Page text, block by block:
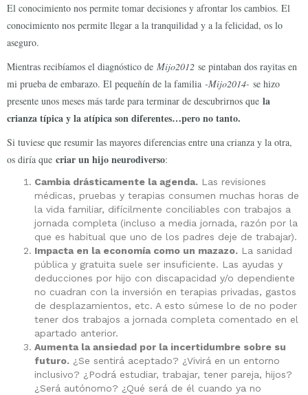
El conocimiento nos permite tomar decisiones y afrontar los cambios. El
conocimiento nos permite llegar a la tranquilidad y a la felicidad, os lo
aseguro.
Mientras recibíamos el diagnóstico de Mijo2012 se pintaban dos rayitas en
mi prueba de embarazo. El pequeñín de la familia -Mijo2014- se hizo
presente unos meses más tarde para terminar de descubrirnos que la
crianza típica y la atípica son diferentes…pero no tanto.
Si tuviese que resumir las mayores diferencias entre una crianza y la otra,
os diría que criar un hijo neurodiverso:
Cambia drásticamente la agenda. Las revisiones
médicas, pruebas y terapias consumen muchas horas de
la vida familiar, difícilmente conciliables con trabajos a
jornada completa (incluso a media jornada, razón por la
que es habitual que uno de los padres deje de trabajar).
Impacta en la economía como un mazazo. La sanidad
pública y gratuita suele ser insuficiente. Las ayudas y
deducciones por hijo con discapacidad y/o dependiente
no cuadran con la inversión en terapias privadas, gastos
de desplazamientos, etc. A esto súmese lo de no poder
tener dos trabajos a jornada completa comentado en el
apartado anterior.
Aumenta la ansiedad por la incertidumbre sobre su
futuro. ¿Se sentirá aceptado? ¿Vivirá en un entorno
inclusivo? ¿Podrá estudiar, trabajar, tener pareja, hijos?
¿Será autónomo? ¿Qué será de él cuando ya no